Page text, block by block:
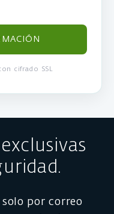
cifrado SSL
por correo